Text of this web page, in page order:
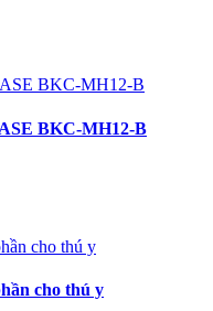
BKC-MH12-B
cho thú y